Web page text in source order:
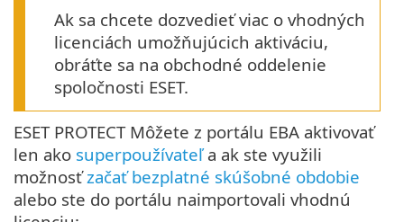
Ak sa chcete dozvedieť viac o vhodných
licenciách umožňujúcich aktiváciu,
obráťte sa na obchodné oddelenie
spoločnosti ESET.
ESET PROTECT Môžete z portálu EBA aktivovať
len ako superpoužívateľa ak ste využili
možnosťzačať bezplatné skúšobné obdobie
alebo ste do portálu naimportovali vhodnú